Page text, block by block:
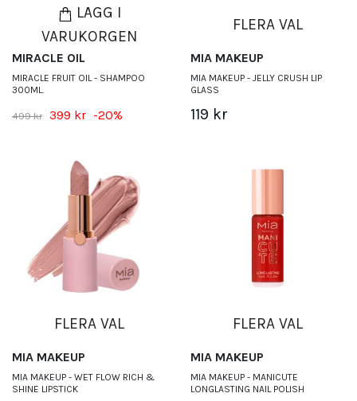
LÄGG I
VARUKORGEN
MIRACLE OIL
MIRACLE FRUIT OIL - SHAMPOO
300ML.
499 kr 399 kr -20%
FLERA VAL
MIA MAKEUP
MIA MAKEUP - JELLY CRUSH LIP
GLASS
119 kr
FLERA VAL
MIA MAKEUP
MIA MAKEUP - WET FLOW RICH &
SHINE LIPSTICK
FLERA VAL
MIA MAKEUP
MIA MAKEUP - MANICUTE
LONGLASTING NAIL POLISH